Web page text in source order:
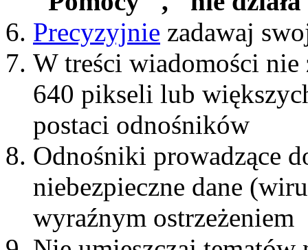
Precyzyjnie zadawaj
W treści wiadomości nie
640 pikseli lub
postaci odnośników
Odnośniki prowadzące
niebezpieczne dane
wyraźnym ostrzeżeniem